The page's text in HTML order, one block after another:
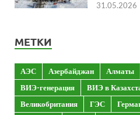
31.05.2026
МЕТКИ
АЭС Азербайджан Алматы
ВИЭ-генерация
ВИЭ в
Великобритания
ГЭС